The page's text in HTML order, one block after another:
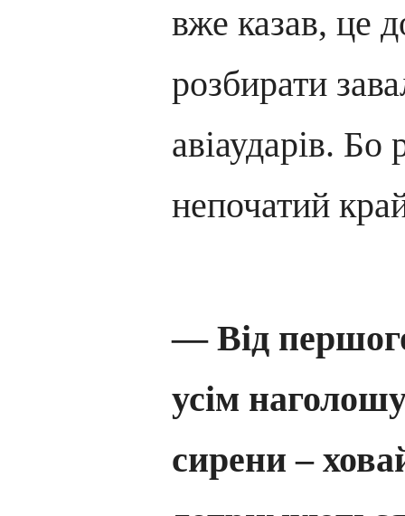
вже казав, це
розбирати
авіаударів. Бо
непочатий
— Від
усім
сирени –